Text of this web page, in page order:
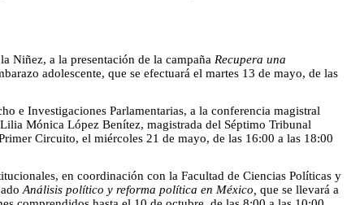
Niñez, a la presentación de la campaña Recupera una
adolescente, que se efectuará el martes 13 de mayo, de las
e Investigaciones Parlamentarias, a la conferencia magistral
Mónica López Benítez, magistrada del Séptimo Tribunal
Circuito, el miércoles 21 de mayo, de las 16:00 a las 18:00
en coordinación con la Facultad de Ciencias Políticas y
Análisis político y reforma política en México, que se llevará a